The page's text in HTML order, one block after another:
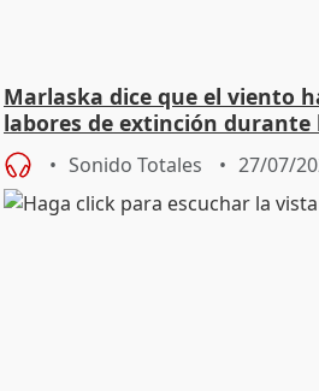
Marlaska dice que el viento
labores de extinción durante
Sonido Totales 27/07/